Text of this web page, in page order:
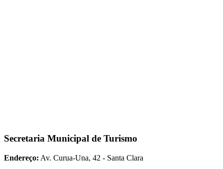
Secretaria Municipal de Turismo
Endereço: Av. Curua-Una, 42 - Santa Clara